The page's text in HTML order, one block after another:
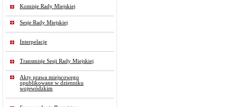
Komisje Rady Miejskiej
Sesje Rady Miejskiej
Interpelacje
Transmisje Sesji Rady Miejskiej
Akty prawa miejscowego
opublikowane w dzienniku
wojewódzkim